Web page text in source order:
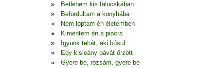
Betlehem kis falucskában
Befordultam a konyhába
Nem loptam én életemben
Kimentem én a piacra
Igyunk tehát, aki búsul
Egy kisleány pávát őrzött
Gyere be, rózsám, gyere be